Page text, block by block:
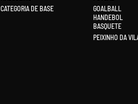
CATEGORIA DE BASE
GOALBALL
HANDEBOL
BASQUETE
PEIXINHO DA